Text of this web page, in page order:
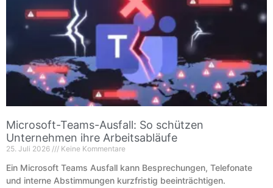
Microsoft-Teams-Ausfall: So schützen
Unternehmen ihre Arbeitsabläufe
25. Juli 2026 Keine Kommentare
Ein Microsoft Teams Ausfall kann Besprechungen, Telefonate
und interne Abstimmungen kurzfristig beeinträchtigen.